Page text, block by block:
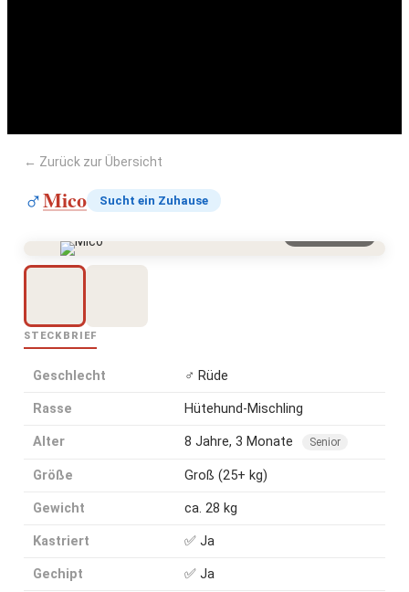
← Zurück zur Übersicht
♂Mico Sucht ein Zuhause
STECKBRIEF
Geschlecht ♂ Rüde
Rasse Hütehund-Mischling
Alter 8 Jahre, 3 Monate Senior
Größe Groß (25+ kg)
Gewicht ca. 28 kg
Kastriert ✅ Ja
Gechipt ✅ Ja